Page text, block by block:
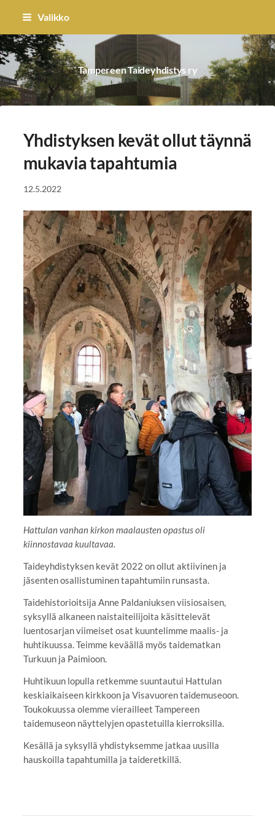
Siirry
sisältöön
Valikko
Tampereen Taideyhdistys ry
Yhdistyksen kevät ollut täynnä
mukavia tapahtumia
12.5.2022
Hattulan vanhan kirkon maalausten opastus oli
kiinnostavaa kuultavaa.
Taideyhdistyksen kevät 2022 on ollut aktiivinen ja
jäsenten osallistuminen tapahtumiin runsasta.
Taidehistorioitsija Anne Paldaniuksen viisiosaisen,
syksyllä alkaneen naistaiteilijoita käsittelevät
luentosarjan viimeiset osat kuuntelimme maalis- ja
huhtikuussa. Teimme keväällä myös taidematkan
Turkuun ja Paimioon.
Huhtikuun lopulla retkemme suuntautui Hattulan
keskiaikaiseen kirkkoon ja Visavuoren taidemuseoon.
Toukokuussa olemme vierailleet Tampereen
taidemuseon näyttelyjen opastetuilla kierroksilla.
Kesällä ja syksyllä yhdistyksemme jatkaa uusilla
hauskoilla tapahtumilla ja taideretkillä.